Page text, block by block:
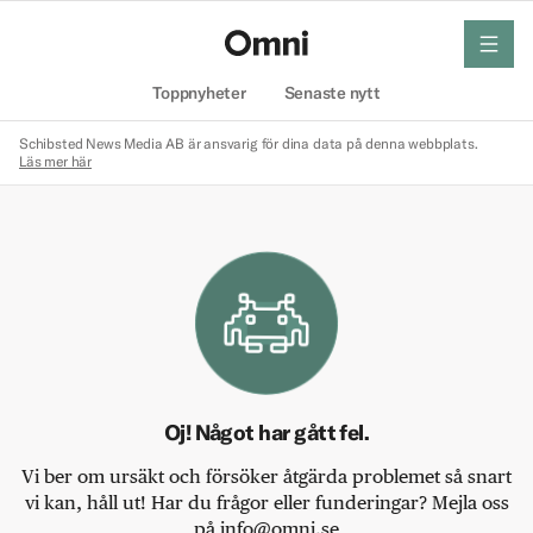
Toppnyheter Senaste nytt
meny
Schibsted News Media AB är ansvarig för dina data på denna webbplats.
Läs mer här
Oj! Något har gått fel.
Vi ber om ursäkt och försöker åtgärda problemet så snart
vi kan, håll ut! Har du frågor eller funderingar? Mejla oss